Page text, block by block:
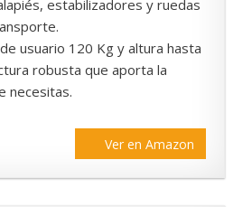
estabilizadores y ruedas
usuario 120 Kg y altura hasta
robusta que aporta la
necesitas.
Ver en Amazon